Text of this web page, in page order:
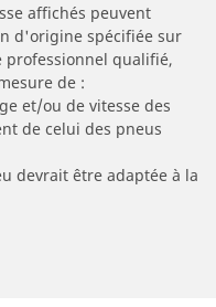
affichés peuvent
d'origine spécifiée sur
qualifié,
de :
et/ou de vitesse des
de celui des pneus
devrait être adaptée à la